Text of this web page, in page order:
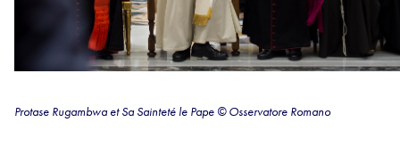
Protase Rugambwa et Sa Sainteté le Pape © Osservatore Romano